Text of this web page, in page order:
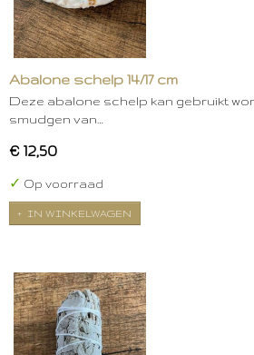
Abalone schelp 14/17 cm
Deze abalone schelp kan gebruikt
smudgen van…
€ 12,50
✓ Op voorraad
IN WINKELWAGEN